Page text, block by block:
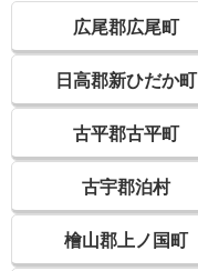
広尾郡広尾町
日高郡新ひだか町
古平郡古平町
古宇郡泊村
檜山郡上ノ国町